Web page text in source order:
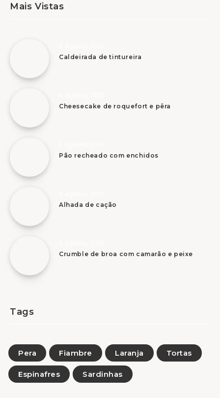
Mais Vistas
Caldeirada de tintureira
Cheesecake de roquefort e pêra
Pão recheado com enchidos
Alhada de cação
Crumble de broa com camarão e peixe
Tags
Pera Fiambre Laranja Tortas
Espinafres Sardinhas